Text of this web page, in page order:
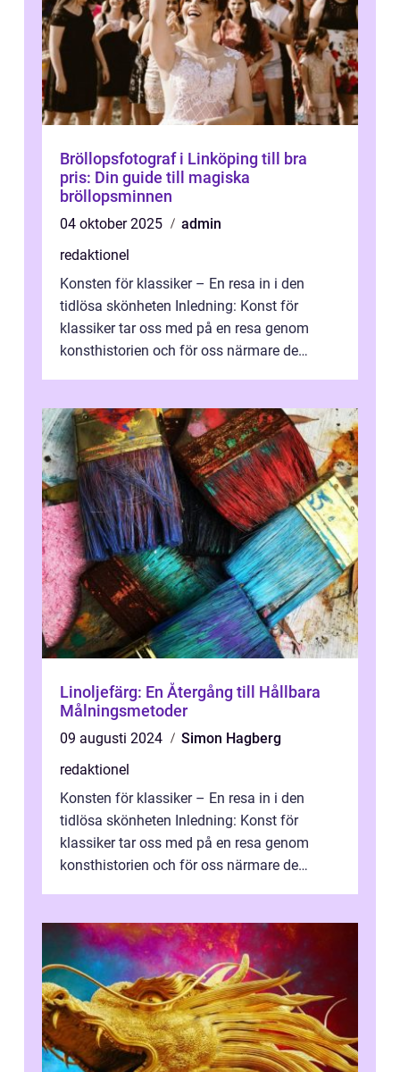
Bröllopsfotograf i Linköping till bra
pris: Din guide till magiska
bröllopsminnen
04 oktober 2025
admin
redaktionel
Konsten för klassiker – En resa in i den
tidlösa skönheten Inledning: Konst för
klassiker tar oss med på en resa genom
konsthistorien och för oss närmare de
Linoljefärg: En Återgång till Hållbara
Målningsmetoder
09 augusti 2024
Simon Hagberg
redaktionel
Konsten för klassiker – En resa in i den
tidlösa skönheten Inledning: Konst för
klassiker tar oss med på en resa genom
konsthistorien och för oss närmare de